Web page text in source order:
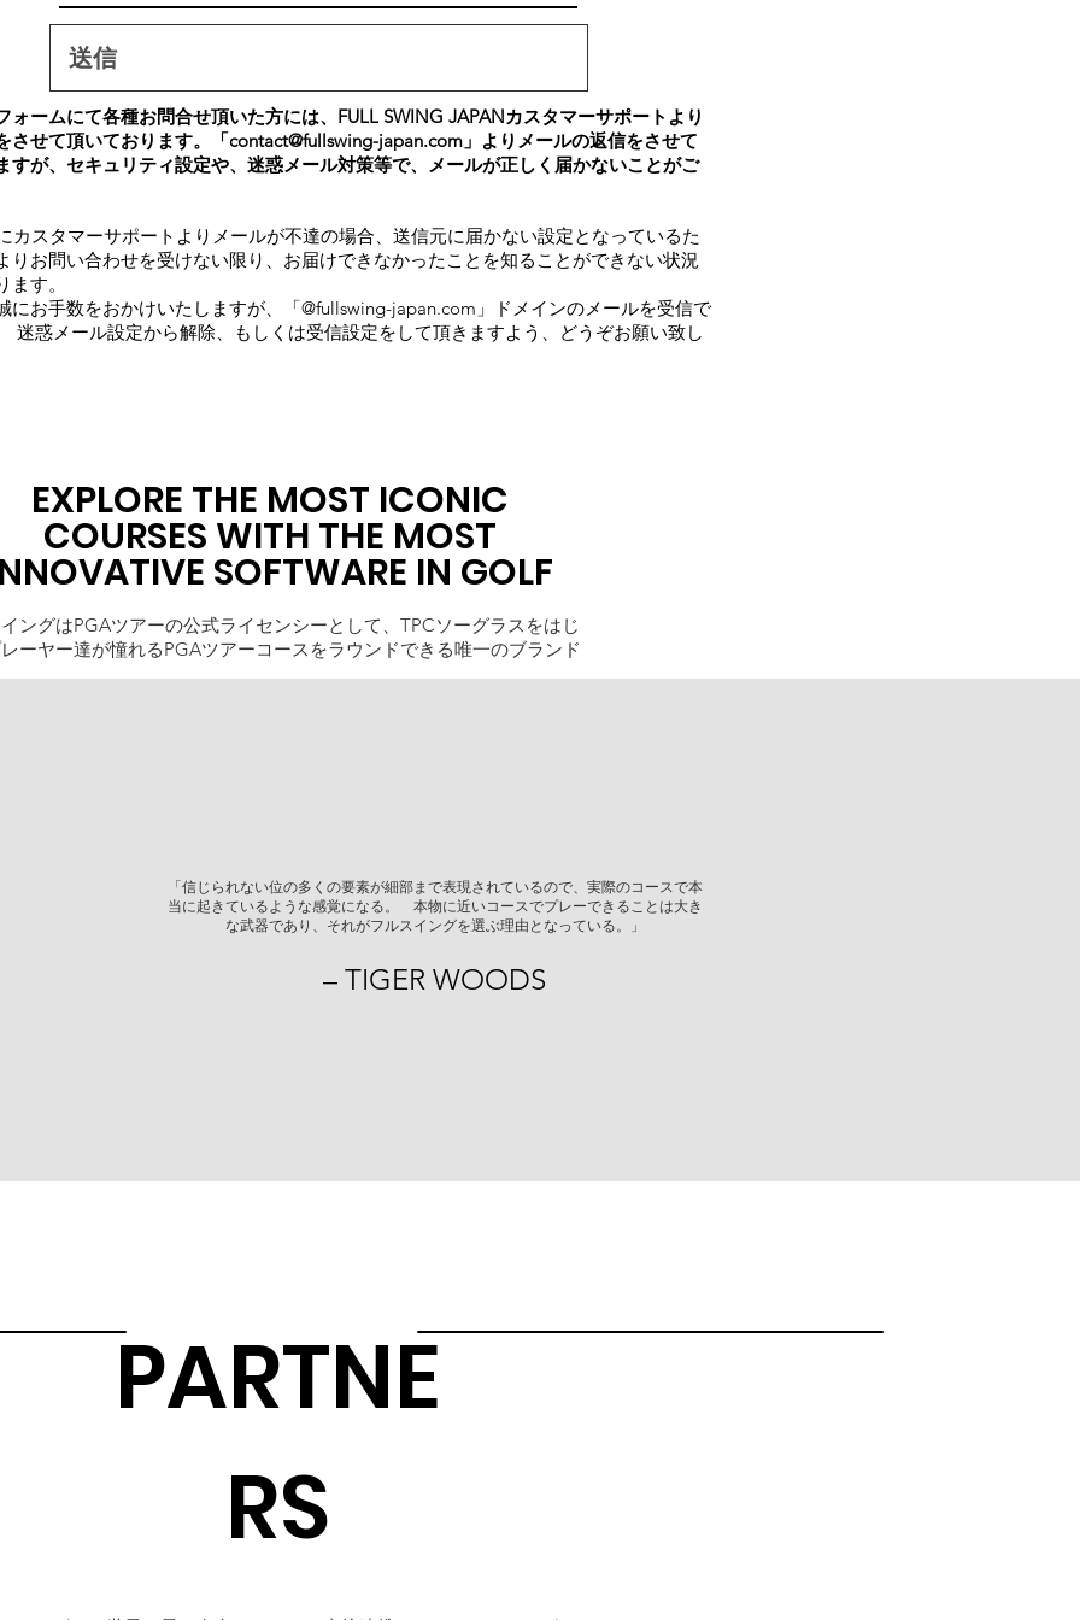
送信
ォームにて各種お問合せ頂いた方には、FULL SWING JAPANカスタマーサポートより
させて頂いております。「contact@fullswing-japan.com」よりメールの返信をさせて
すが、セキュリティ設定や、迷惑メール対策等で、メールが正しく届かないことがご
カスタマーサポートよりメールが不達の場合、送信元に届かない設定となっているた
りお問い合わせを受けない限り、お届けできなかったことを知ることができない状況
ます。
にお手数をおかけいたしますが、「@fullswing-japan.com」ドメインのメールを受信で
迷惑メール設定から解除、もしくは受信設定をして頂きますよう、どうぞお願い致し
EXPLORE THE MOST ICONIC
COURSES WITH THE MOST
SOFTWARE IN GOLF
ングはPGAツアーの公式ライセンシーとして、TPCソーグラスをはじ
ーヤー達が憧れるPGAツアーコースをラウンドできる唯一のブランド
「信じられない位の多くの要素が細部まで表現されているので、実際のコースで本
当に起きているような感覚になる。 本物に近いコースでプレーできることは大き
な武器であり、それがフルスイングを選ぶ理由となっている。」
– TIGER WOODS
PARTNE
RS